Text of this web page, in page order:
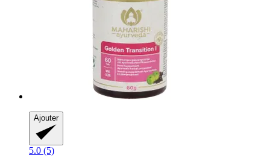
Ajouter
5.0 (5)